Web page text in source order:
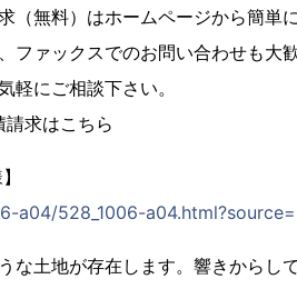
（無料）はホームページから簡単
ファックスでのお問い合わせも大
軽にご相談下さい。
求はこちら
528_1006-
な土地が存在します。響きからし